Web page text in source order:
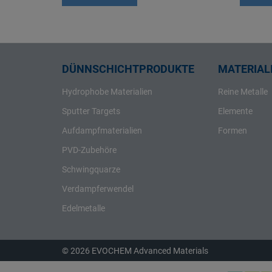
Rhenium
Rubidium
Ruthenium
Schwefel
Selen
Silber
Silicium
Strontium
Tantal
Terbium
Thallium
DÜNNSCHICHTPRODUKTE
Hydrophobe Materialien
Sputter Targets
Aufdampfmaterialien
PVD-Zubehöre
Schwingquarze
Verdampferwendel
Edelmetalle
Reine Metalle
Elemente
Formen
© 2026 EVOCHEM Advanced Materials